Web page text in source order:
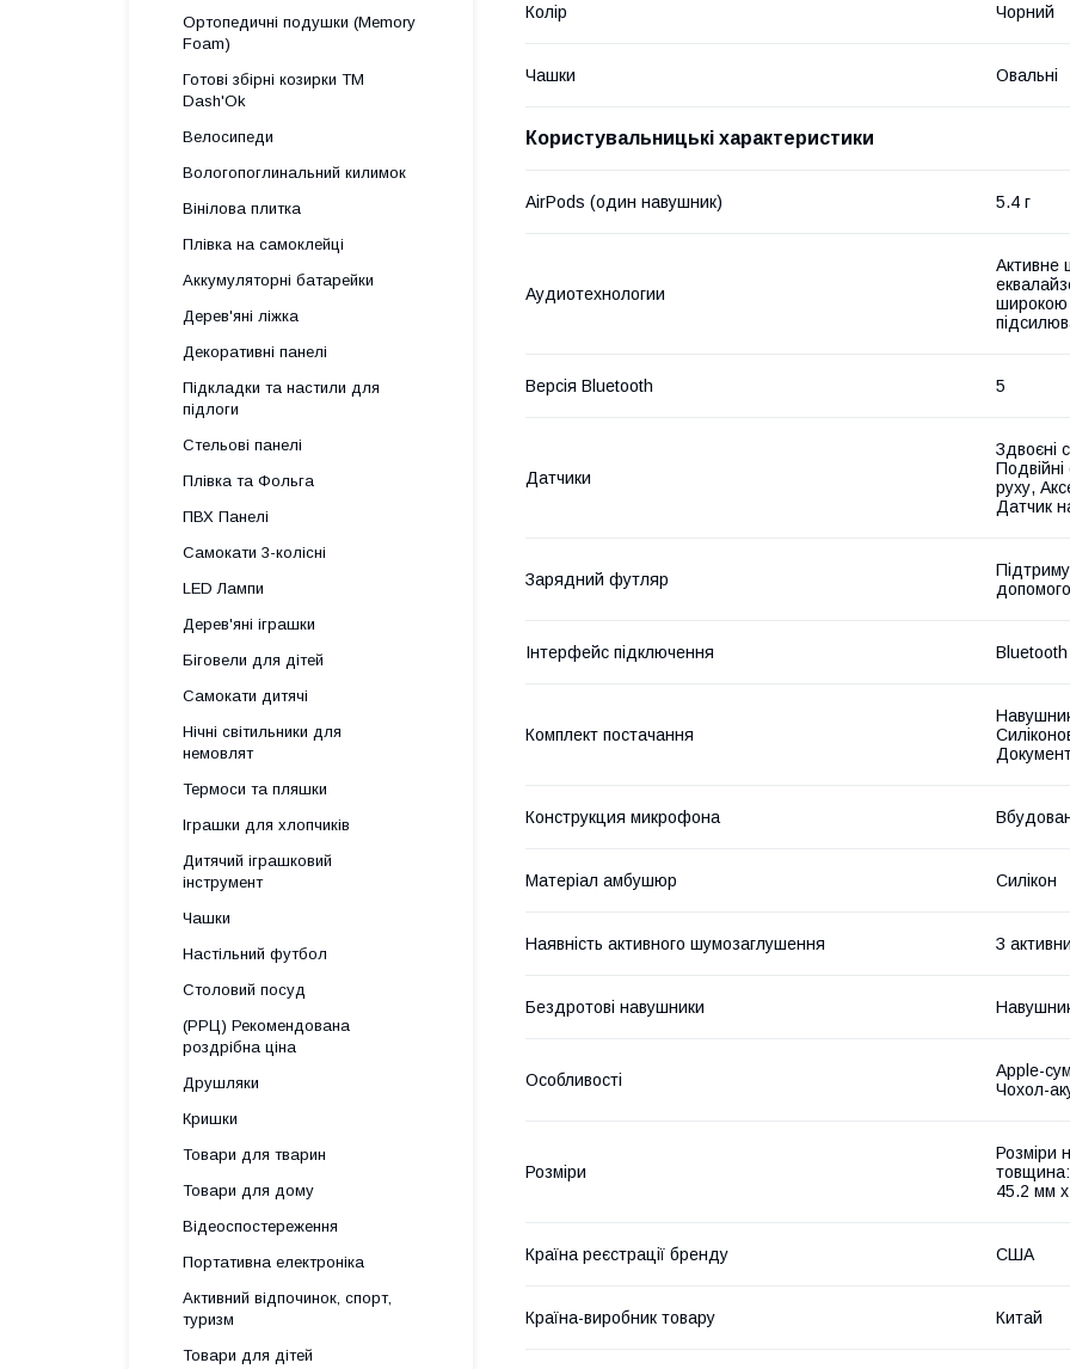
Колір Чорний
Чашки Овальні
Користувальницькі характеристики
AirPods (один навушник) 5.4 г
Аудиотехнологии
Активне
широкою
Версія Bluetooth 5
Датчики
Здвоєні
руху,
Датчик
Зарядний футляр
Інтерфейс підключення Bluetooth
Комплект постачання
Конструкция микрофона
Матеріал амбушюр Силікон
Наявність активного шумозаглушення З
Бездротові навушники
Особливості
Apple-
Чохол-
Розміри
Розміри
45.2 мм
Країна реєстрації бренду США
Країна-виробник товару Китай
Ортопедичні подушки (Memory
Foam)
Готові збірні козирки ТМ
Dash'Ok
Велосипеди
Вологопоглинальний килимок
Вінілова плитка
Плівка на самоклейці
Аккумуляторні батарейки
Дерев'яні ліжка
Декоративні панелі
Підкладки та настили для
підлоги
Стельові панелі
Плівка та Фольга
ПВХ Панелі
Самокати 3-колісні
LED Лампи
Дерев'яні іграшки
Біговели для дітей
Самокати дитячі
Нічні світильники для
немовлят
Термоси та пляшки
Іграшки для хлопчиків
Дитячий іграшковий
інструмент
Чашки
Настільний футбол
Столовий посуд
(РРЦ) Рекомендована
роздрібна ціна
Друшляки
Кришки
Товари для тварин
Товари для дому
Відеоспостереження
Портативна електроніка
Активний відпочинок, спорт,
туризм
Товари для дітей